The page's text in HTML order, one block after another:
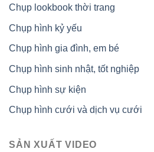
Chụp lookbook thời trang
Chụp hình kỷ yếu
Chụp hình gia đình, em bé
Chụp hình sinh nhật, tốt nghiệp
Chụp hình sự kiện
Chụp hình cưới và dịch vụ cưới
SẢN XUẤT VIDEO